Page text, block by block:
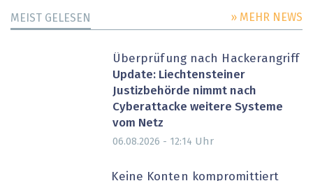
MEIST GELESEN » MEHR NEWS
Überprüfung nach Hackerangriff
Update: Liechtensteiner
Justizbehörde nimmt nach
Cyberattacke weitere Systeme
vom Netz
06.08.2026 - 12:14 Uhr
Keine Konten kompromittiert